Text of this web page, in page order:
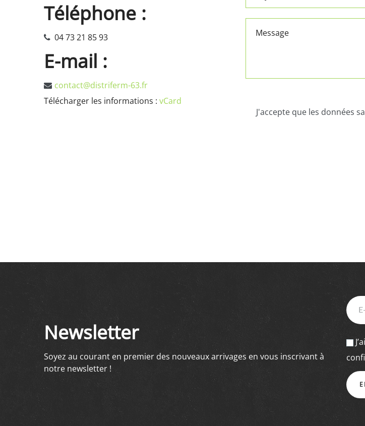
Téléphone :
04 73 21 85 93
E-mail :
contact@distriferm-63.fr
Télécharger les informations : vCard
J'accepte que les données
Newsletter
Soyez au courant en premier des nouveaux arrivages en vous inscrivant à
notre newsletter !